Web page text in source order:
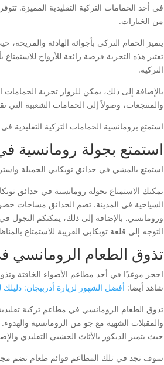
في أحد الحمامات التركية التقليدية المميزة.
من الخيارات.
يتميز الحمام التركي بأجوائه الهادئة والمريحة،
تعتبر هذه التجربة فرصة رائعة للأزواج
التركية.
بالإضافة إلى ذلك، يمكن للزوار تجربة
والمنتجعات، وصولاً إلى الحمامات الشعبية التي
استمتع برومانسية الحمامات التركية
استمتع بجولة رومانسية
استمتع بالمشي في حدائق توبكابي الجميلة
يمكنك الاستمتاع بجولة رومانسية في حدائق
السياحية في المدينة. تضم الحدائق مساحات
ورومانسي. بالإضافة إلى ذلك، يمكنكم التجول
التوجه إلى قلعة توبكابي القريبة للاستمتاع
تذوق الطعام الرومانسي
احجز موعدًا في أحد مطاعم الأضواء الخافتة
شاهد أيضا: أفضل الشهور لزيارة أذربيجان: دليلك
تذوق الطعام الرومانسي في مطاعم تركية
والمقبلات الشهية مع جو من الرومانسية
حيث يتميز الديكور بالأثاث الخشبي التقليدي
سوف تجد في تلك المطاعم قوائم طعام تضم